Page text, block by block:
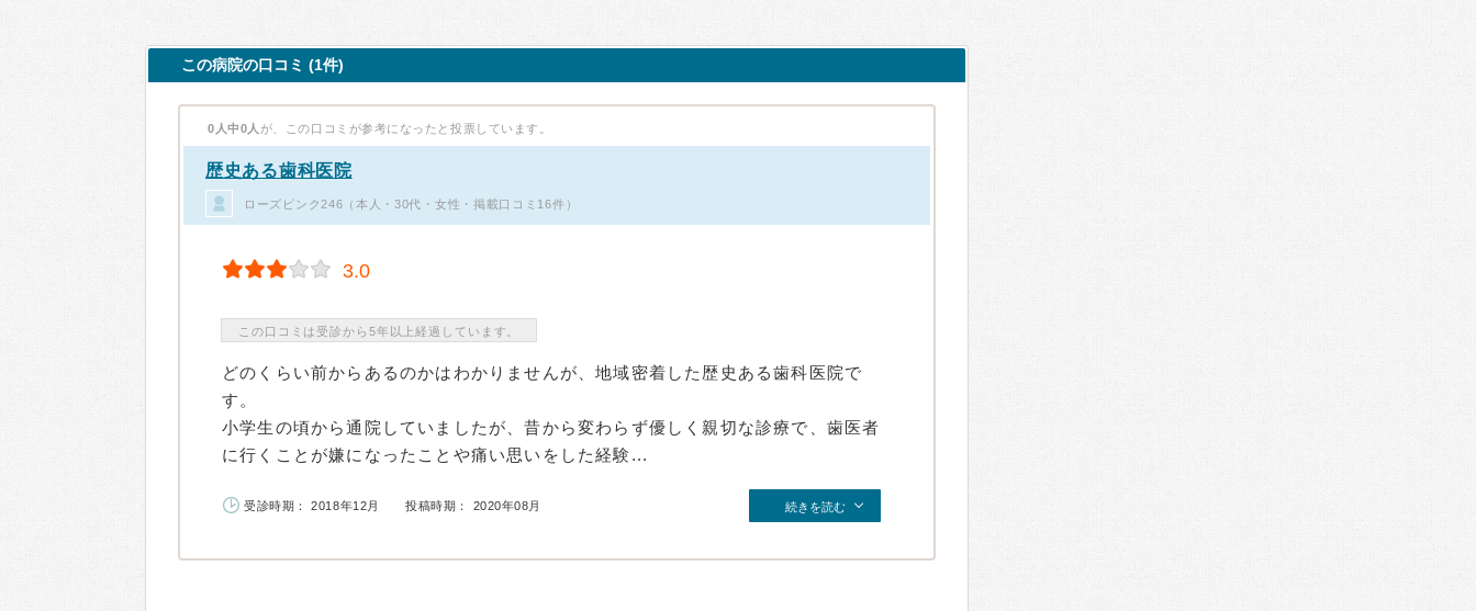
この病院の口コミ (1件)
0人中0人 が、この口コミが参考になったと投票しています。
歴史ある歯科医院
ローズピンク246（本人・30代・女性・掲載口コミ16件）
3.0
この口コミは受診から5年以上経過しています。
どのくらい前からあるのかはわかりませんが、地域密着した歴史ある歯科医院で
す。
小学生の頃から通院していましたが、昔から変わらず優しく親切な診療で、歯医者
に行くことが嫌になったことや痛い思いをした経験...
受診時期： 2018年12月 投稿時期： 2020年08月 続きを読む